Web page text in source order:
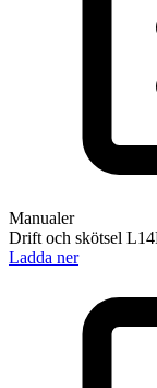
Manualer
Drift och skötsel
Ladda ner